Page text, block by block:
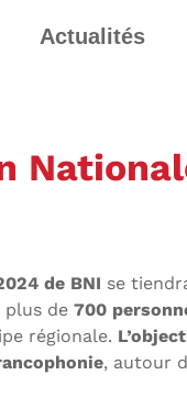
Actualités
de BNI se
plus de 700
régionale.
, autour